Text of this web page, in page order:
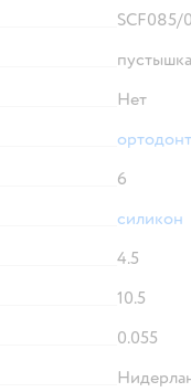
SCF085/
Нет
6
силикон
4.5
10.5
0.055